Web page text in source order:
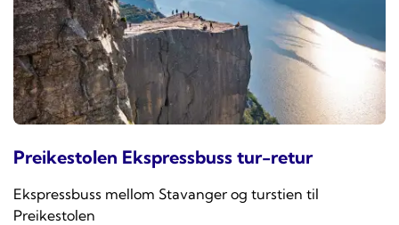
Preikestolen Ekspressbuss tur-retur
Ekspressbuss mellom Stavanger og turstien til
Preikestolen